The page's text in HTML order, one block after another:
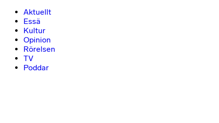
Aktuellt
Essä
Kultur
Opinion
Rörelsen
TV
Poddar